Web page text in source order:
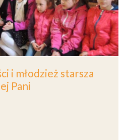
i młodzież starsza
Pani